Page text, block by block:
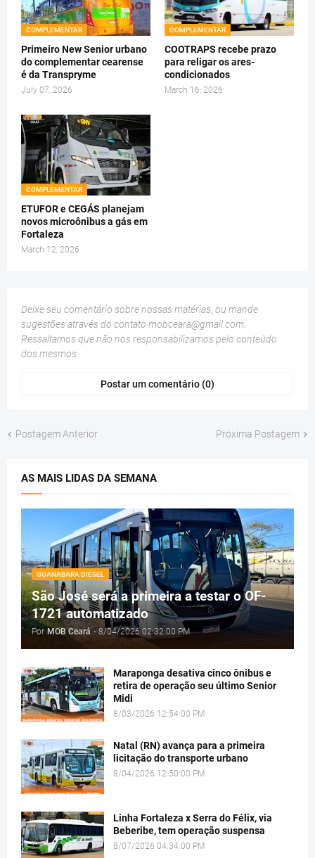
COMPLEMENTAR
Primeiro New Senior urbano
do complementar cearense
é da Transpryme
July 07, 2026
COMPLEMENTAR
COOTRAPS recebe prazo
para religar os ares-
condicionados
March 16, 2026
COMPLEMENTAR
ETUFOR e CEGÁS planejam
novos microônibus a gás em
Fortaleza
March 12, 2026
Deixe seu comentário sobre nossas matérias, ou mande
sugestões através do contato mobceara@gmail.com.
Ressaltamos que não nos responsabilizamos pelo conteúdo
dos mesmos.
Postar um comentário (0)
Postagem Anterior Próxima Postagem
AS MAIS LIDAS DA SEMANA
GUANABARA DIESEL
São José será a primeira a testar o OF-
1721 automatizado
Por MOB Ceará - 8/04/2026 02:32:00 PM
Maraponga desativa cinco ônibus e
retira de operação seu último Senior
Midi
8/03/2026 12:54:00 PM
Natal (RN) avança para a primeira
licitação do transporte urbano
8/04/2026 12:50:00 PM
Linha Fortaleza x Serra do Félix, via
Beberibe, tem operação suspensa
8/07/2026 04:34:00 PM